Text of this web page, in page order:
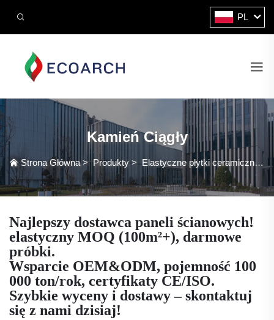
PL
Kamień Ciągły
Strona Główna>Produkty>Elastyczne płytki ceramiczne >
Najlepszy dostawca paneli ścianowych!
elastyczny MOQ (100m²+), darmowe
próbki.
Wsparcie OEM&ODM, pojemność 100
000 ton/rok, certyfikaty CE/ISO.
Szybkie wyceny i dostawy – skontaktuj
się z nami dzisiaj!